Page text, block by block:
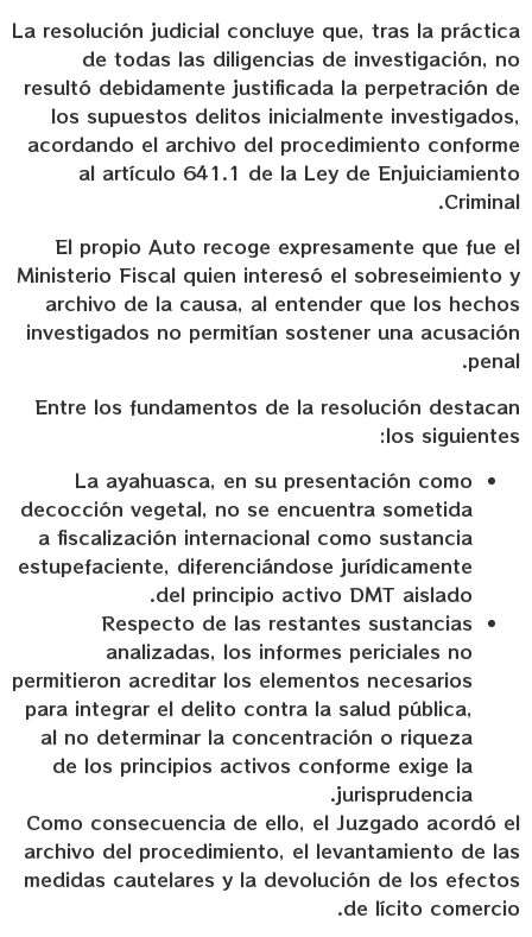
La resolución judicial concluye que, tras la práctica
de todas las diligencias de investigación, no
resultó debidamente justificada la perpetración de
los supuestos delitos inicialmente investigados,
acordando el archivo del procedimiento conforme
al artículo 641.1 de la Ley de Enjuiciamiento
Criminal.
El propio Auto recoge expresamente que fue el
Ministerio Fiscal quien interesó el sobreseimiento y
archivo de la causa, al entender que los hechos
investigados no permitían sostener una acusación
penal.
Entre los fundamentos de la resolución destacan
los siguientes:
La ayahuasca, en su presentación como
decocción vegetal, no se encuentra sometida
a fiscalización internacional como sustancia
estupefaciente, diferenciándose jurídicamente
del principio activo DMT aislado.
Respecto de las restantes sustancias
analizadas, los informes periciales no
permitieron acreditar los elementos necesarios
para integrar el delito contra la salud pública,
al no determinar la concentración o riqueza
de los principios activos conforme exige la
jurisprudencia.
Como consecuencia de ello, el Juzgado acordó el
archivo del procedimiento, el levantamiento de las
medidas cautelares y la devolución de los efectos
de lícito comercio.